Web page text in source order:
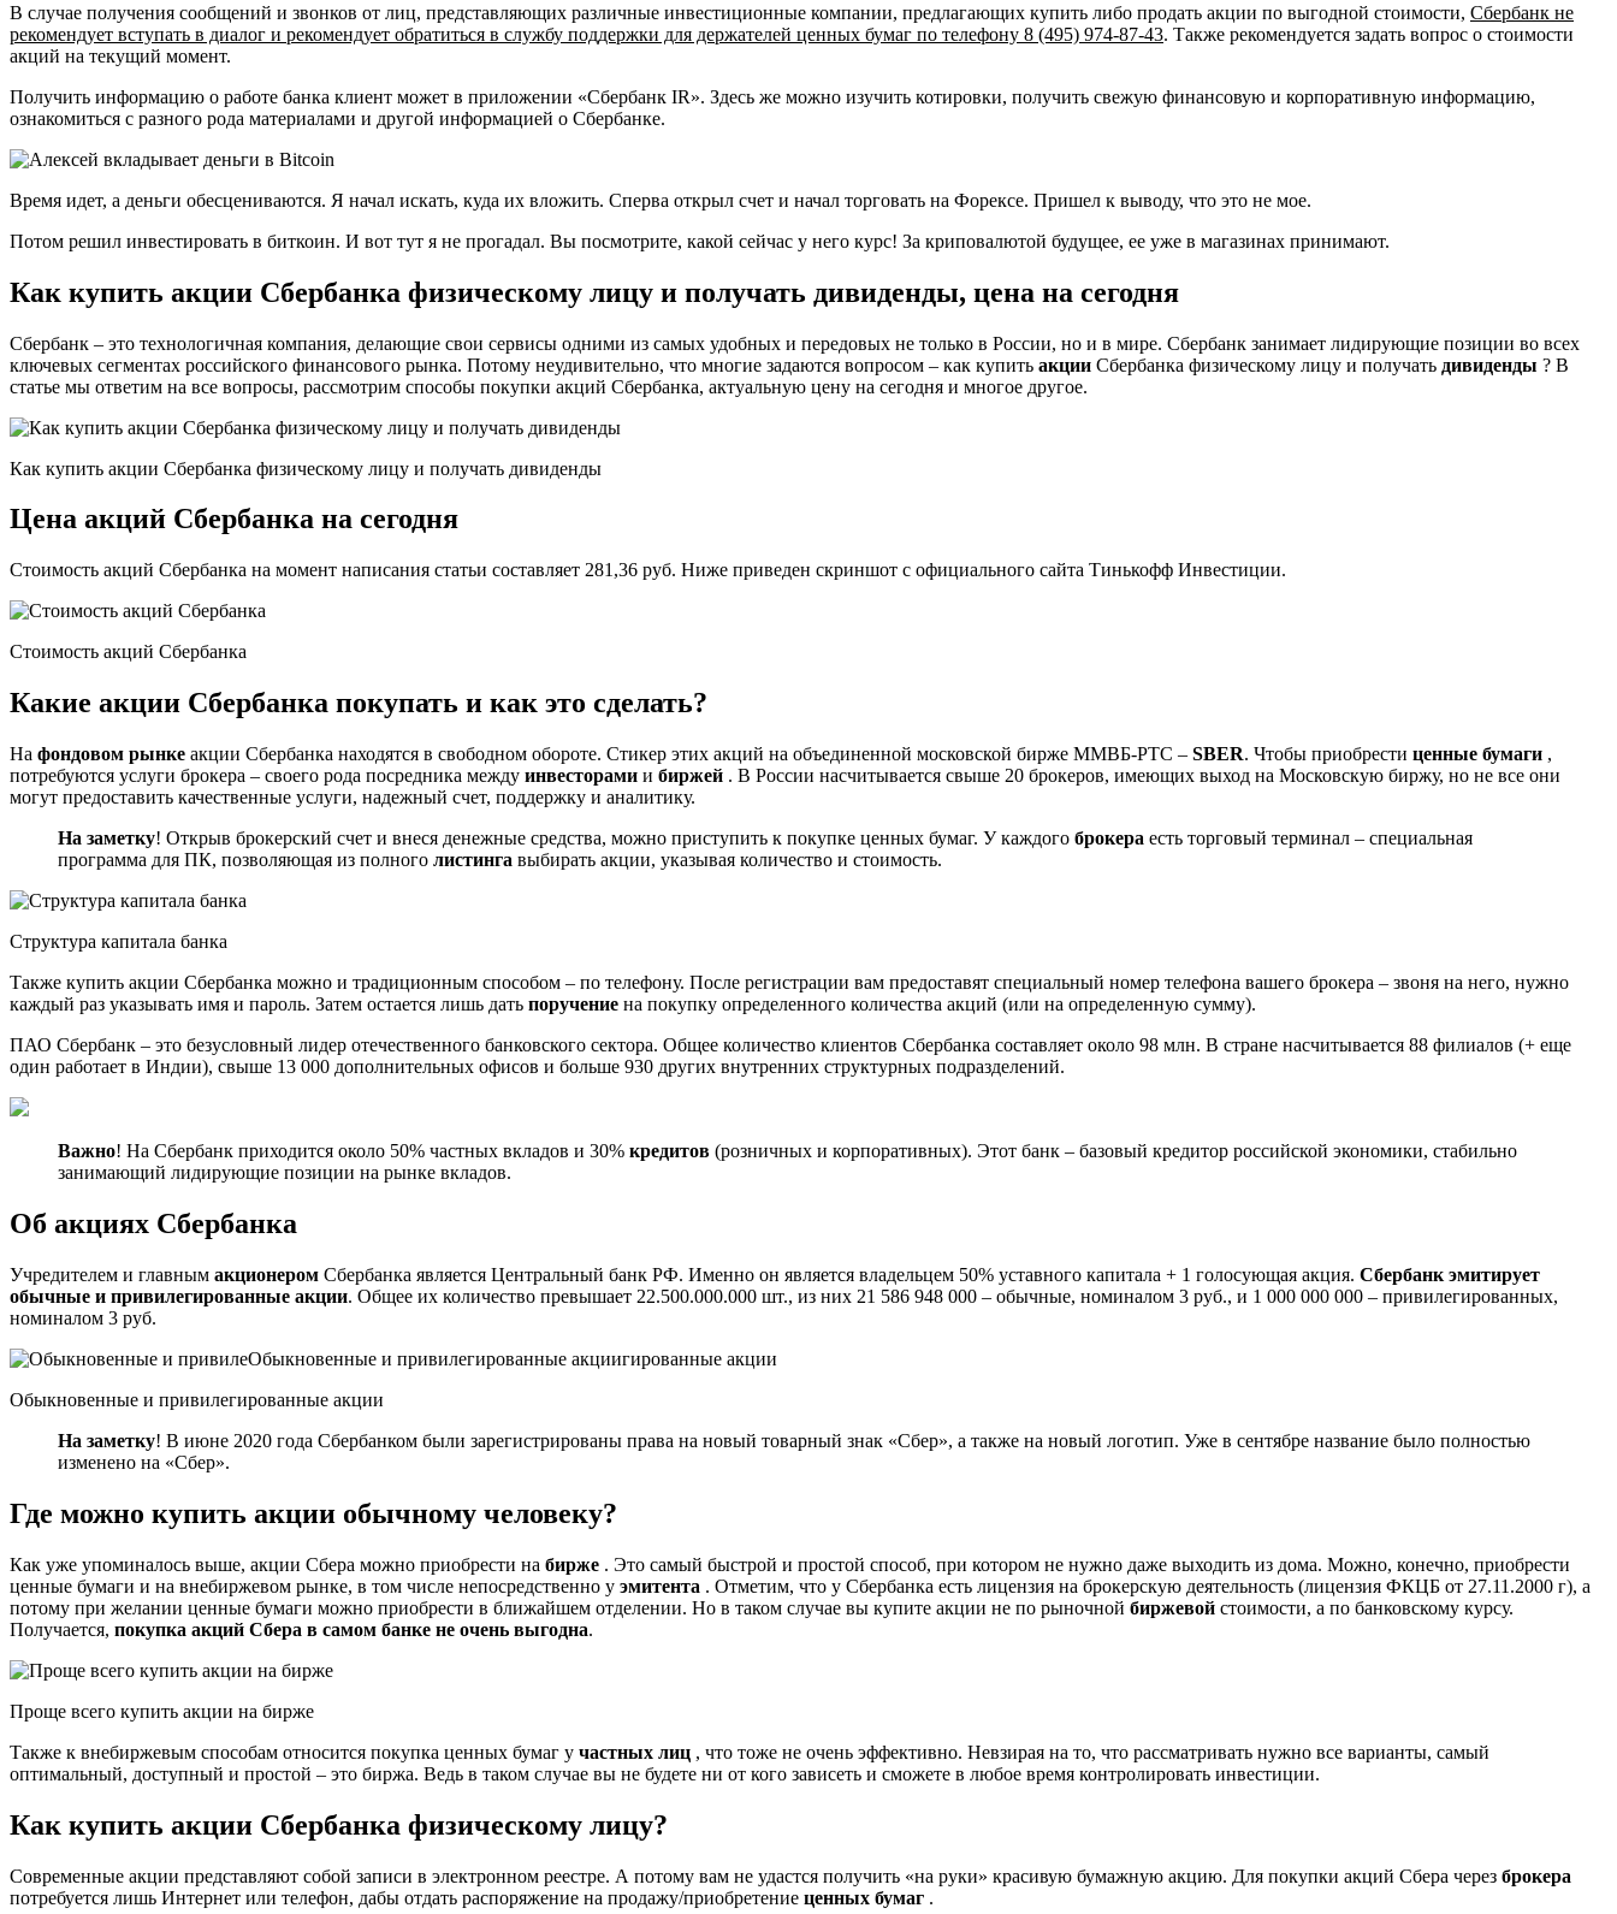
В случае получения сообщений и звонков от лиц, представляющих различные инвестиционные компании, предлагающих купить либо продать акции по выгодной стоимости, Сбербанк не
рекомендует вступать в диалог и рекомендует обратиться в службу поддержки для держателей ценных бумаг по телефону 8 (495) 974-87-43. Также рекомендуется задать вопрос о стоимости
акций на текущий момент.
Получить информацию о работе банка клиент может в приложении «Сбербанк IR». Здесь же можно изучить котировки, получить свежую финансовую и корпоративную информацию,
ознакомиться с разного рода материалами и другой информацией о Сбербанке.
Время идет, а деньги обесцениваются. Я начал искать, куда их вложить. Сперва открыл счет и начал торговать на Форексе. Пришел к выводу, что это не мое.
Потом решил инвестировать в биткоин. И вот тут я не прогадал. Вы посмотрите, какой сейчас у него курс! За криповалютой будущее, ее уже в магазинах принимают.
Как купить акции Сбербанка физическому лицу и получать дивиденды, цена на сегодня
Сбербанк – это технологичная компания, делающие свои сервисы одними из самых удобных и передовых не только в России, но и в мире. Сбербанк занимает лидирующие позиции во всех
ключевых сегментах российского финансового рынка. Потому неудивительно, что многие задаются вопросом – как купить акции Сбербанка физическому лицу и получать дивиденды ? В
статье мы ответим на все вопросы, рассмотрим способы покупки акций Сбербанка, актуальную цену на сегодня и многое другое.
Как купить акции Сбербанка физическому лицу и получать дивиденды
Цена акций Сбербанка на сегодня
Стоимость акций Сбербанка на момент написания статьи составляет 281,36 руб. Ниже приведен скриншот с официального сайта Тинькофф Инвестиции.
Стоимость акций Сбербанка
Какие акции Сбербанка покупать и как это сделать?
На фондовом рынке акции Сбербанка находятся в свободном обороте. Стикер этих акций на объединенной московской бирже ММВБ-РТС – SBER. Чтобы приобрести ценные бумаги ,
потребуются услуги брокера – своего рода посредника между инвесторами и биржей . В России насчитывается свыше 20 брокеров, имеющих выход на Московскую биржу, но не все они
могут предоставить качественные услуги, надежный счет, поддержку и аналитику.
На заметку! Открыв брокерский счет и внеся денежные средства, можно приступить к покупке ценных бумаг. У каждого брокера есть торговый терминал – специальная
программа для ПК, позволяющая из полного листинга выбирать акции, указывая количество и стоимость.
Структура капитала банка
Также купить акции Сбербанка можно и традиционным способом – по телефону. После регистрации вам предоставят специальный номер телефона вашего брокера – звоня на него, нужно
каждый раз указывать имя и пароль. Затем остается лишь дать поручение на покупку определенного количества акций (или на определенную сумму).
ПАО Сбербанк – это безусловный лидер отечественного банковского сектора. Общее количество клиентов Сбербанка составляет около 98 млн. В стране насчитывается 88 филиалов (+ еще
один работает в Индии), свыше 13 000 дополнительных офисов и больше 930 других внутренних структурных подразделений.
Важно! На Сбербанк приходится около 50% частных вкладов и 30% кредитов (розничных и корпоративных). Этот банк – базовый кредитор российской экономики, стабильно
занимающий лидирующие позиции на рынке вкладов.
Об акциях Сбербанка
Учредителем и главным акционером Сбербанка является Центральный банк РФ. Именно он является владельцем 50% уставного капитала + 1 голосующая акция. Сбербанк эмитирует
обычные и привилегированные акции. Общее их количество превышает 22.500.000.000 шт., из них 21 586 948 000 – обычные, номиналом 3 руб., и 1 000 000 000 – привилегированных,
номиналом 3 руб.
Обыкновенные и привилегированные акции
На заметку! В июне 2020 года Сбербанком были зарегистрированы права на новый товарный знак «Сбер», а также на новый логотип. Уже в сентябре название было полностью
изменено на «Сбер».
Где можно купить акции обычному человеку?
Как уже упоминалось выше, акции Сбера можно приобрести на бирже . Это самый быстрой и простой способ, при котором не нужно даже выходить из дома. Можно, конечно, приобрести
ценные бумаги и на внебиржевом рынке, в том числе непосредственно у эмитента . Отметим, что у Сбербанка есть лицензия на брокерскую деятельность (лицензия ФКЦБ от 27.11.2000 г), а
потому при желании ценные бумаги можно приобрести в ближайшем отделении. Но в таком случае вы купите акции не по рыночной биржевой стоимости, а по банковскому курсу.
Получается, покупка акций Сбера в самом банке не очень выгодна.
Проще всего купить акции на бирже
Также к внебиржевым способам относится покупка ценных бумаг у частных лиц , что тоже не очень эффективно. Невзирая на то, что рассматривать нужно все варианты, самый
оптимальный, доступный и простой – это биржа. Ведь в таком случае вы не будете ни от кого зависеть и сможете в любое время контролировать инвестиции.
Как купить акции Сбербанка физическому лицу?
Современные акции представляют собой записи в электронном реестре. А потому вам не удастся получить «на руки» красивую бумажную акцию. Для покупки акций Сбера через брокера
потребуется лишь Интернет или телефон, дабы отдать распоряжение на продажу/приобретение ценных бумаг .